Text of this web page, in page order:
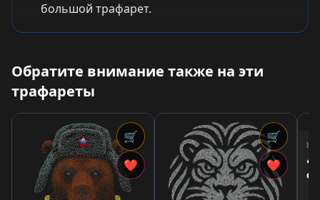
большой трафарет.
Обратите внимание также на эти
трафареты
🛒
❤
🛒
❤